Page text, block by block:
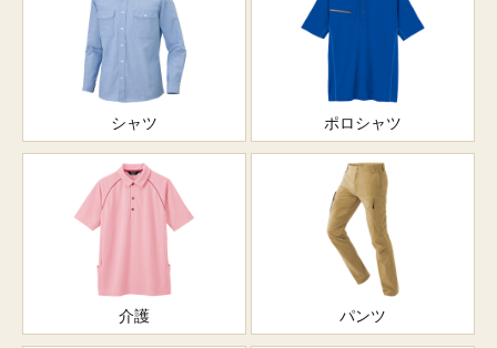
シャツ ポロシャツ
介護 パンツ